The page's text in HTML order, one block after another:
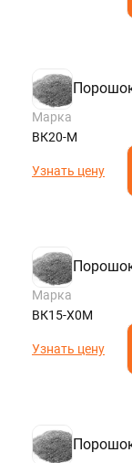
Марка
ВК20-М
Узнать цену
Марка
ВК15-Х0М
Узнать цену